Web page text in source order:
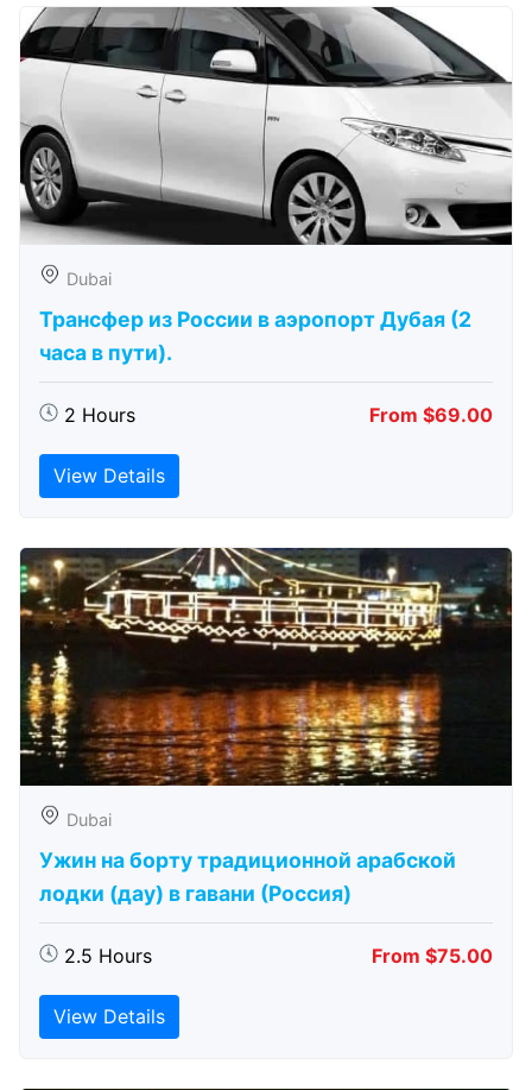
Dubai
Трансфер из России в аэропорт Дубая (2
часа в пути).
2 Hours From $69.00
View Details
Dubai
Ужин на борту традиционной арабской
лодки (дау) в гавани (Россия)
2.5 Hours From $75.00
View Details